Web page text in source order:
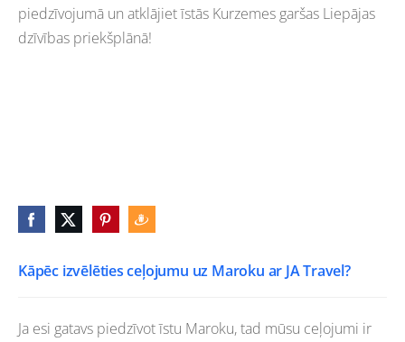
Kāpēc izvēlēties ceļojumu uz Maroku ar JA Travel?
Ja esi gatavs piedzīvot īstu Maroku, tad mūsu ceļojumi ir
piedzīvojumā un atklājiet īstās Kurzemes garšas Liepājas
dzīvības priekšplānā!